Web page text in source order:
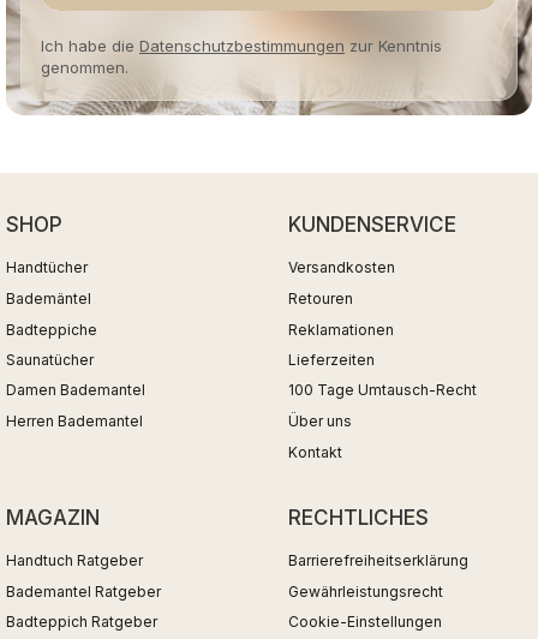
Ich habe die Datenschutzbestimmungen zur Kenntnis
genommen.
SHOP
Handtücher
Bademäntel
Badteppiche
Saunatücher
Damen Bademantel
Herren Bademantel
KUNDENSERVICE
Versandkosten
Retouren
Reklamationen
Lieferzeiten
100 Tage Umtausch-Recht
Über uns
Kontakt
MAGAZIN
Handtuch Ratgeber
Bademantel Ratgeber
Badteppich Ratgeber
RECHTLICHES
Barrierefreiheitserklärung
Gewährleistungsrecht
Cookie-Einstellungen